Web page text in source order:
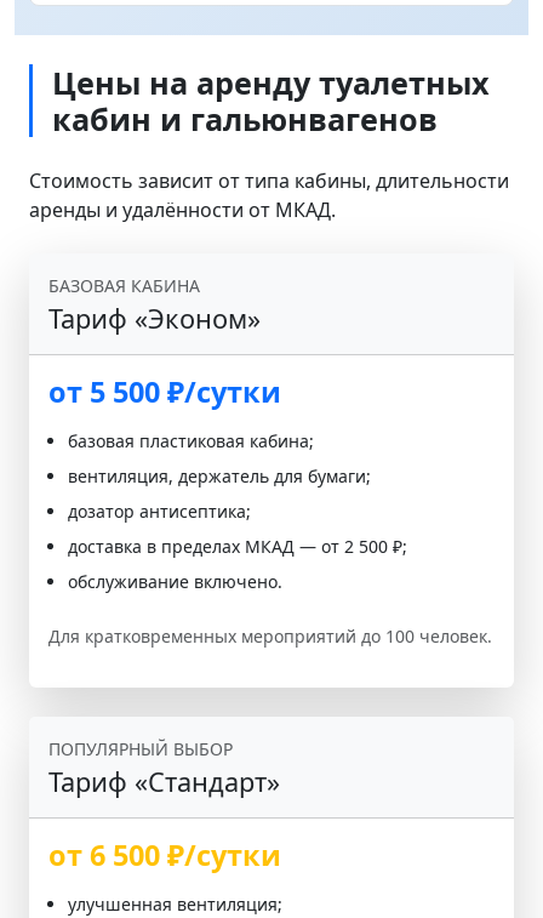
Цены на аренду туалетных
кабин и гальюнвагенов
Стоимость зависит от типа кабины, длительности
аренды и удалённости от МКАД.
БАЗОВАЯ КАБИНА
Тариф «Эконом»
от 5 500 ₽/сутки
базовая пластиковая кабина;
вентиляция, держатель для бумаги;
дозатор антисептика;
доставка в пределах МКАД — от 2 500 ₽;
обслуживание включено.
Для кратковременных мероприятий до 100 человек.
ПОПУЛЯРНЫЙ ВЫБОР
Тариф «Стандарт»
от 6 500 ₽/сутки
улучшенная вентиляция;